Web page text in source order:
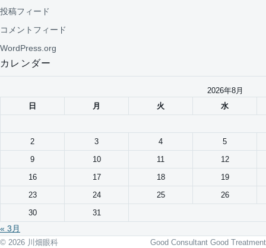
投稿フィード
コメントフィード
WordPress.org
カレンダー
2026年8月
日
月 火 水
2 3 4
5
9
10 11
12
16
17 18
19
23
24 25
26
30
31
« 3月
© 2026 川畑眼科 Good Consultant Good Treatment